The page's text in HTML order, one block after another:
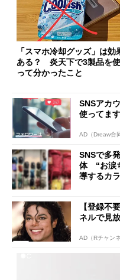
「スマホ冷却グッズ」は効
ある？ 炎天下で3製品を使
って分かったこと
SNSアカ
使ってます
AD（Dreaw合
SNSで多
体 “お涙
導するカ
【登録不
ネルで見
AD（Rチャンネ